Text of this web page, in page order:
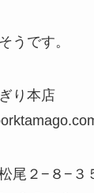
うです。
り本店
尾２−８−３